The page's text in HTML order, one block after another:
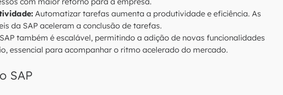
Automatizar tarefas aumenta a produtividade e eficiência. As
da SAP aceleram a conclusão de tarefas.
também é escalável, permitindo a adição de novas funcionalidades
essencial para acompanhar o ritmo acelerado do mercado.
SAP